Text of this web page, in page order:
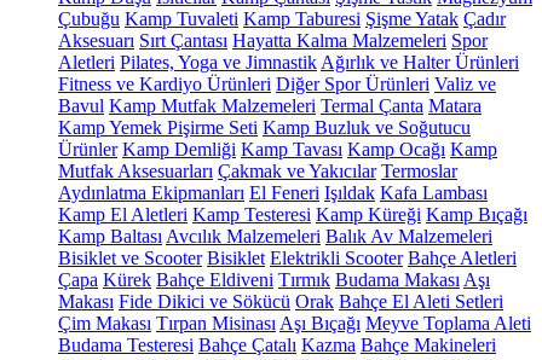
Çubuğu Kamp Tuvaleti Kamp Taburesi Şişme Yatak Çadır
Aksesuarı Sırt Çantası Hayatta Kalma Malzemeleri Spor
Aletleri Pilates, Yoga ve Jimnastik Ağırlık ve Halter Ürünleri
Fitness ve Kardiyo Ürünleri Diğer Spor Ürünleri Valiz ve
Bavul Kamp Mutfak Malzemeleri Termal Çanta Matara
Kamp Yemek Pişirme Seti Kamp Buzluk ve Soğutucu
Ürünler Kamp Demliği Kamp Tavası Kamp Ocağı Kamp
Mutfak Aksesuarları Çakmak ve Yakıcılar Termoslar
Aydınlatma Ekipmanları El Feneri Işıldak Kafa Lambası
Kamp El Aletleri Kamp Testeresi Kamp Küreği Kamp Bıçağı
Kamp Baltası Avcılık Malzemeleri Balık Av Malzemeleri
Bisiklet ve Scooter Bisiklet Elektrikli Scooter Bahçe Aletleri
Çapa Kürek Bahçe Eldiveni Tırmık Budama Makası Aşı
Makası Fide Dikici ve Sökücü Orak Bahçe El Aleti Setleri
Çim Makası Tırpan Misinası Aşı Bıçağı Meyve Toplama Aleti
Budama Testeresi Bahçe Çatalı Kazma Bahçe Makineleri